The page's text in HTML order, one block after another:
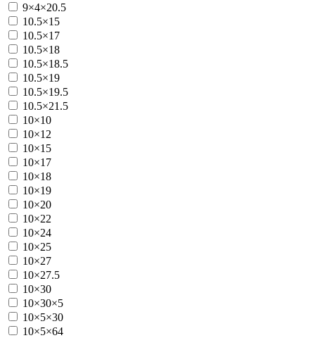
9×4×20.5
10.5×15
10.5×17
10.5×18
10.5×18.5
10.5×19
10.5×19.5
10.5×21.5
10×10
10×12
10×15
10×17
10×18
10×19
10×20
10×22
10×24
10×25
10×27
10×27.5
10×30
10×30×5
10×5×30
10×5×64